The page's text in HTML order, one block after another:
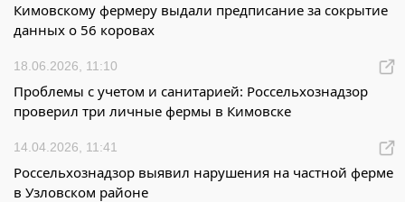
Кимовскому фермеру выдали предписание за сокрытие
данных о 56 коровах
18.06.2026, 11:10
Проблемы с учетом и санитарией: Россельхознадзор
проверил три личные фермы в Кимовске
14.04.2026, 11:41
Россельхознадзор выявил нарушения на частной ферме
в Узловском районе